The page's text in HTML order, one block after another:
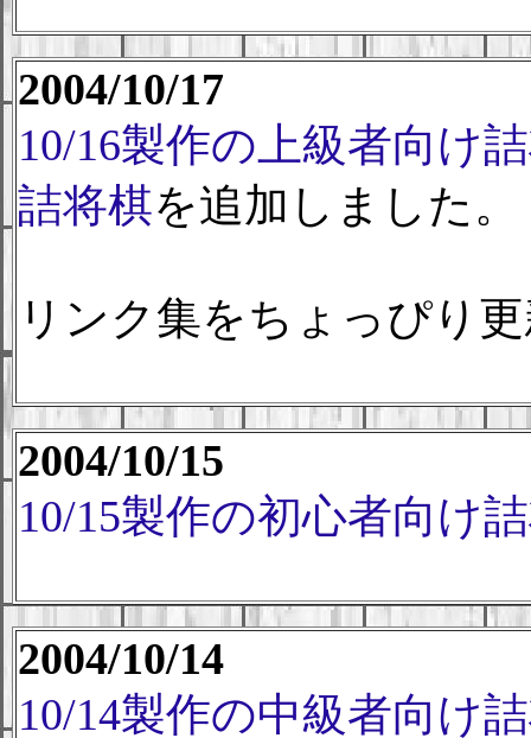
2004/10/17
10/16製作の上級者向け
詰将棋を追加しました。
リンク集をちょっぴり
2004/10/15
10/15製作の初心者向け
2004/10/14
10/14製作の中級者向け